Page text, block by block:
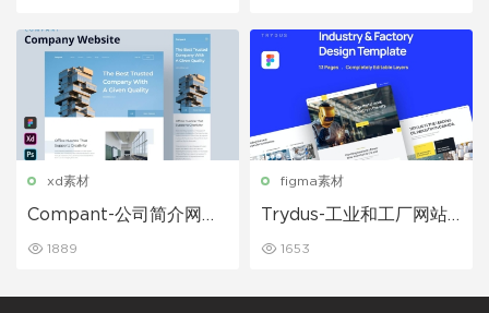
xd素材
Compant-公司简介网站
1889
figma素材
Trydus-工业和工厂网站
1653